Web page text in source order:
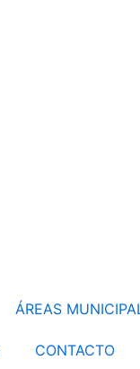
ÁREAS
CONTACTO